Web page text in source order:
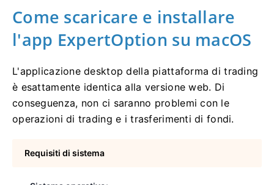
Come scaricare e installare
l'app ExpertOption su macOS
L'applicazione desktop della piattaforma di trading
è esattamente identica alla versione web. Di
conseguenza, non ci saranno problemi con le
operazioni di trading e i trasferimenti di fondi.
Requisiti di sistema